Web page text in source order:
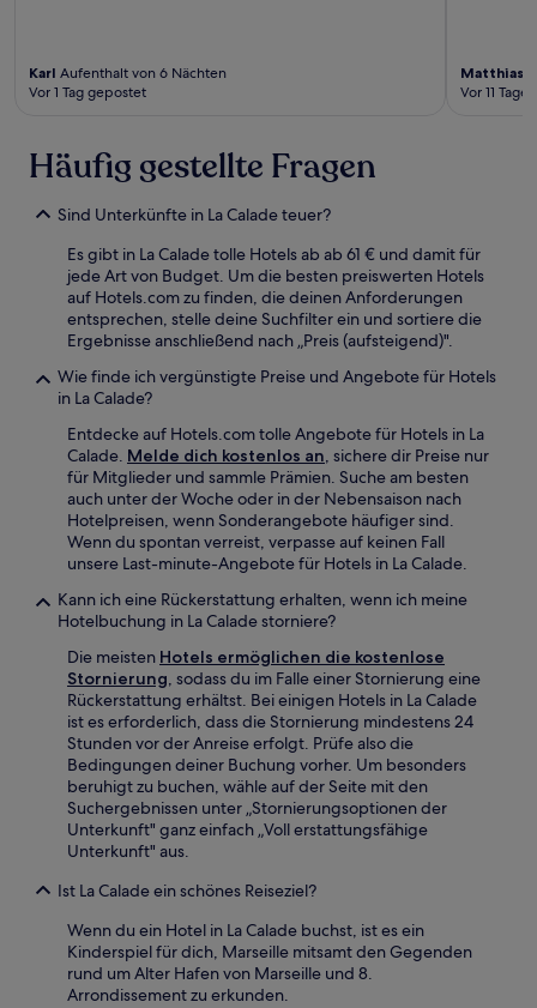
Karl Aufenthalt von 6 Nächten
Vor 1 Tag gepostet
Matthias
Vor 11
Häufig gestellte Fragen
Sind Unterkünfte in La Calade teuer?
Es gibt in La Calade tolle Hotels ab ab 61 € und damit für
jede Art von Budget. Um die besten preiswerten Hotels
auf Hotels.com zu finden, die deinen Anforderungen
entsprechen, stelle deine Suchfilter ein und sortiere die
Ergebnisse anschließend nach „Preis (aufsteigend)".
Wie finde ich vergünstigte Preise und Angebote für Hotels
in La Calade?
Entdecke auf Hotels.com tolle Angebote für Hotels in La
Calade. Melde dich kostenlos an, sichere dir Preise nur
für Mitglieder und sammle Prämien. Suche am besten
auch unter der Woche oder in der Nebensaison nach
Hotelpreisen, wenn Sonderangebote häufiger sind.
Wenn du spontan verreist, verpasse auf keinen Fall
unsere Last-minute-Angebote für Hotels in La Calade.
Kann ich eine Rückerstattung erhalten, wenn ich meine
Hotelbuchung in La Calade storniere?
Die meisten Hotels ermöglichen die kostenlose
Stornierung, sodass du im Falle einer Stornierung eine
Rückerstattung erhältst. Bei einigen Hotels in La Calade
ist es erforderlich, dass die Stornierung mindestens 24
Stunden vor der Anreise erfolgt. Prüfe also die
Bedingungen deiner Buchung vorher. Um besonders
beruhigt zu buchen, wähle auf der Seite mit den
Suchergebnissen unter „Stornierungsoptionen der
Unterkunft" ganz einfach „Voll erstattungsfähige
Unterkunft" aus.
Ist La Calade ein schönes Reiseziel?
Wenn du ein Hotel in La Calade buchst, ist es ein
Kinderspiel für dich, Marseille mitsamt den Gegenden
rund um Alter Hafen von Marseille und 8.
Arrondissement zu erkunden.